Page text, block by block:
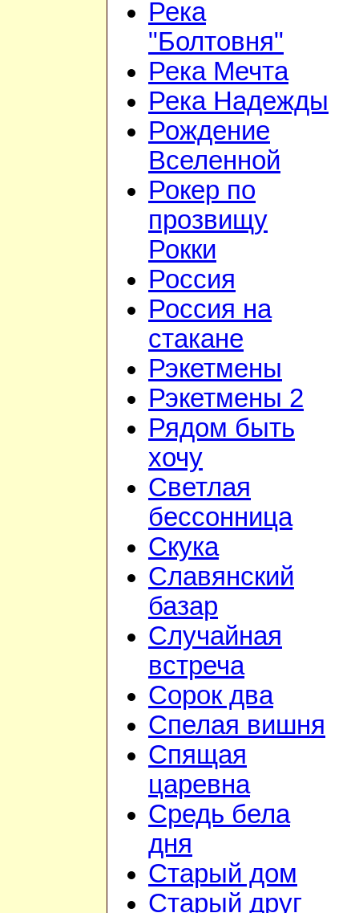
Река
"Болтовня"
Река Мечта
Река Надежды
Рождение
Вселенной
Рокер по
прозвищу
Рокки
Россия
Россия на
стакане
Рэкетмены
Рэкетмены 2
Рядом быть
хочу
Светлая
бессонница
Скука
Славянский
базар
Случайная
встреча
Сорок два
Спелая вишня
Спящая
царевна
Средь бела
дня
Старый дом
Старый друг